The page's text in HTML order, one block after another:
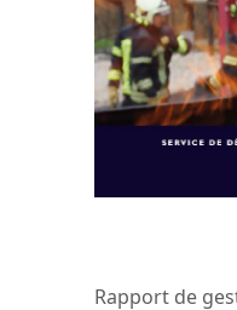
Rapport de